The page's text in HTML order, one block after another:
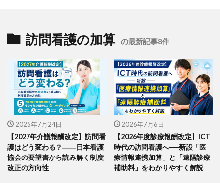
訪問看護の加算 の最新記事8件
2026年7月24日
【2027年介護報酬改定】訪問看
護はどう変わる？――日本看護
協会の要望書から読み解く制度
改正の方向性
2026年7月6日
【2026年度診療報酬改定】ICT
時代の訪問看護へ──新設「医
療情報連携加算」と「遠隔診療
補助料」をわかりやすく解説